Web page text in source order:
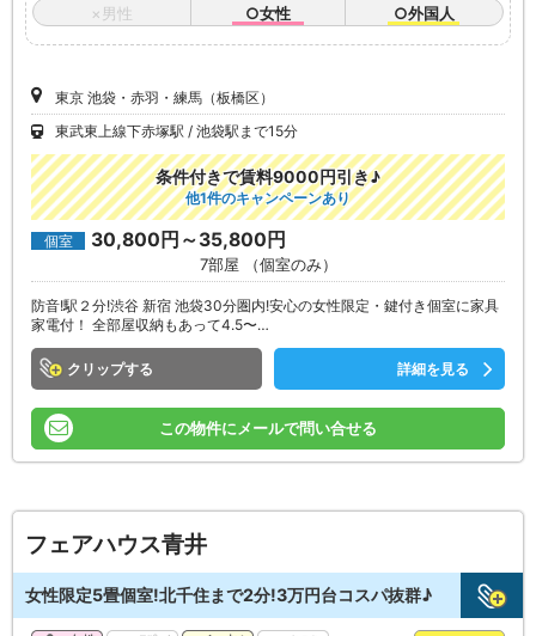
×男性 ○女性 ○外国人
東京 池袋・赤羽・練馬（板橋区）
東武東上線下赤塚駅
池袋駅まで15分
条件付きで賃料9000円引き♪
他1件のキャンペーンあり
個室 30,800円～35,800円
7部屋 （個室のみ）
防音!駅２分!渋谷 新宿 池袋30分圏内!安心の女性限定・鍵付き個室に家具
家電付！ 全部屋収納もあって4.5〜…
クリップ 詳細を見る
この物件にメールで問い合せる
フェアハウス青井
女性限定5畳個室!北千住まで2分!3万円台コスパ抜群♪